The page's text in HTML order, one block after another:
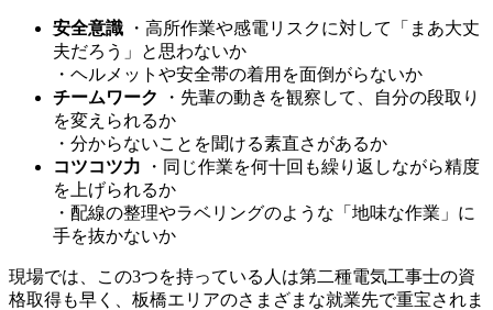
安全意識 ・高所作業や感電リスクに対して「まあ大丈
夫だろう」と思わないか
・ヘルメットや安全帯の着用を面倒がらないか
チームワーク
・先輩の動きを観察して、自分の段取り
を変えられるか
・分からないことを聞ける素直さがあるか
コツコツ力 ・同じ作業を何十回も繰り返しながら精度
を上げられるか
・配線の整理やラベリングのような「地味な作業」に
手を抜かないか
現場では、この3つを持っている人は第二種電気工事士の資
格取得も早く、板橋エリアのさまざまな就業先で重宝されま